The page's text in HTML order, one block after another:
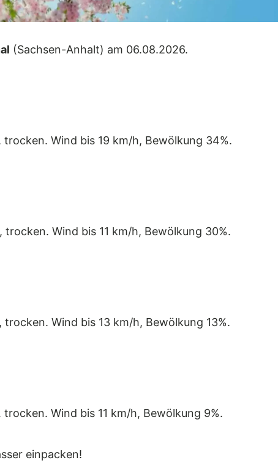
(Sachsen-Anhalt) am 06.08.2026.
, trocken. Wind bis 19 km/h, Bewölkung 34%.
, trocken. Wind bis 11 km/h, Bewölkung 30%.
, trocken. Wind bis 13 km/h, Bewölkung 13%.
, trocken. Wind bis 11 km/h, Bewölkung 9%.
einpacken!